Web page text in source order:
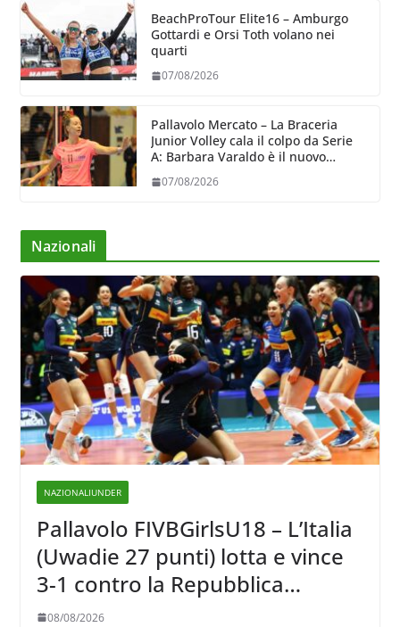
BeachProTour Elite16 – Amburgo
Gottardi e Orsi Toth volano nei
quarti
07/08/2026
Pallavolo Mercato – La Braceria
Junior Volley cala il colpo da Serie
A: Barbara Varaldo è il nuovo
07/08/2026
Nazionali
NAZIONALIUNDER
Pallavolo FIVBGirlsU18 – L’Italia
(Uwadie 27 punti) lotta e vince
3-1 contro la Repubblica
Dominicana
08/08/2026